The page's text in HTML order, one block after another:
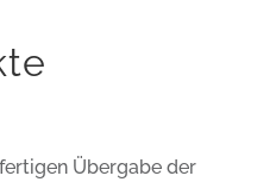
Übergabe der